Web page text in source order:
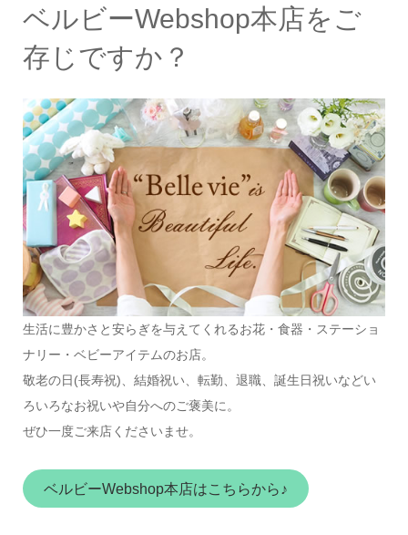
ベルビーWebshop本店をご
存じですか？
生活に豊かさと安らぎを与えてくれるお花・食器・ステーショ
ナリー・ベビーアイテムのお店。
敬老の日(長寿祝)、結婚祝い、転勤、退職、誕生日祝いなどい
ろいろなお祝いや自分へのご褒美に。
ぜひ一度ご来店くださいませ。
ベルビーWebshop本店はこちらから♪